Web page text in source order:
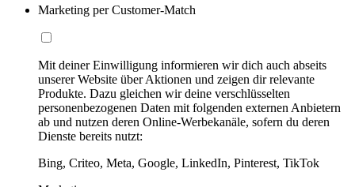
Marketing per Customer-Match
Mit deiner Einwilligung informieren wir dich auch abseits
unserer Website über Aktionen und zeigen dir relevante
Produkte. Dazu gleichen wir deine verschlüsselten
personenbezogenen Daten mit folgenden externen Anbietern
ab und nutzen deren Online-Werbekanäle, sofern du deren
Dienste bereits nutzt:
Bing, Criteo, Meta, Google, LinkedIn, Pinterest, TikTok